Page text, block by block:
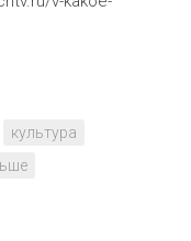
культура